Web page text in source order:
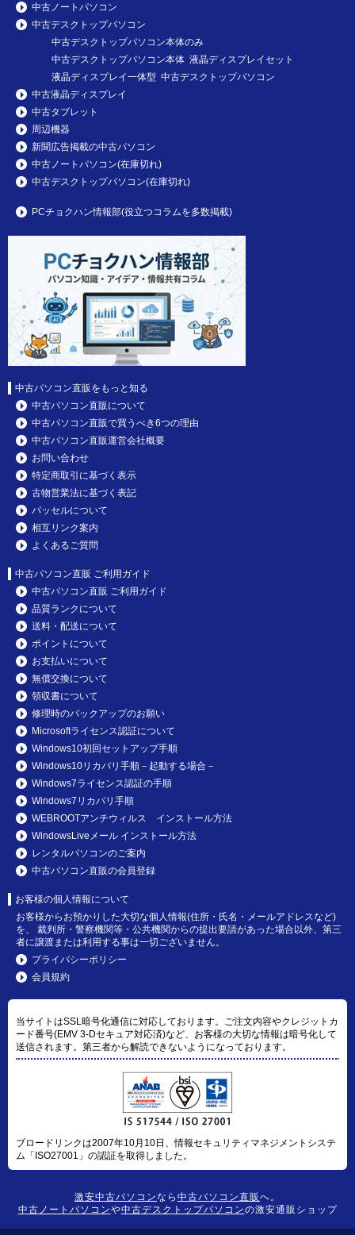
中古ノートパソコン
中古デスクトップパソコン
中古デスクトップパソコン本体のみ
中古デスクトップパソコン本体 液晶ディスプレイセット
液晶ディスプレイ一体型 中古デスクトップパソコン
中古液晶ディスプレイ
中古タブレット
周辺機器
新聞広告掲載の中古パソコン
中古ノートパソコン(在庫切れ)
中古デスクトップパソコン(在庫切れ)
PCチョクハン情報部(役立つコラムを多数掲載)
中古パソコン直販をもっと知る
中古パソコン直販について
中古パソコン直販で買うべき6つの理由
中古パソコン直販運営会社概要
お問い合わせ
特定商取引に基づく表示
古物営業法に基づく表記
パッセルについて
相互リンク案内
よくあるご質問
中古パソコン直販 ご利用ガイド
中古パソコン直販 ご利用ガイド
品質ランクについて
送料・配送について
ポイントについて
お支払いについて
無償交換について
領収書について
修理時のバックアップのお願い
Microsoftライセンス認証について
Windows10初回セットアップ手順
Windows10リカバリ手順－起動する場合－
Windows7ライセンス認証の手順
Windows7リカバリ手順
WEBROOTアンチウィルス インストール方法
WindowsLiveメール インストール方法
レンタルパソコンのご案内
中古パソコン直販の会員登録
お客様の個人情報について
お客様からお預かりした大切な個人情報(住所・氏名・メールアドレスなど)
を、 裁判所・警察機関等・公共機関からの提出要請があった場合以外、第三
者に譲渡または利用する事は一切ございません。
プライバシーポリシー
会員規約
当サイトはSSL暗号化通信に対応しております。ご注文内容やクレジットカ
ード番号(EMV 3-Dセキュア対応済)など、お客様の大切な情報は暗号化して
送信されます。第三者から解読できないようになっております。
ブロードリンクは2007年10月10日、情報セキュリティマネジメントシステ
ム「ISO27001」の認証を取得しました。
激安中古パソコンなら 中古パソコン直販へ。
中古ノートパソコンや中古デスクトップパソコンの激安通販ショップ